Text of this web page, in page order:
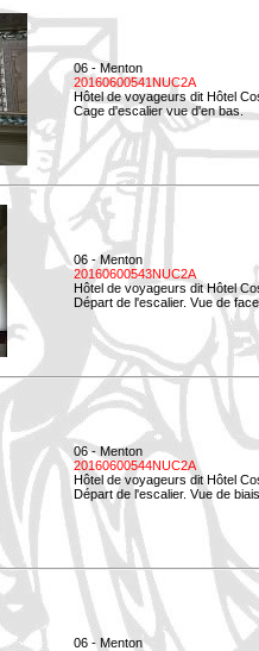
06 - Menton
20160600541NUC2A
Hôtel de voyageurs dit Hôtel
Cage d'escalier vue d'en bas.
06 - Menton
20160600543NUC2A
Hôtel de voyageurs dit Hôtel
Départ de l'escalier. Vue de
06 - Menton
20160600544NUC2A
Hôtel de voyageurs dit Hôtel
Départ de l'escalier. Vue de
06 - Menton